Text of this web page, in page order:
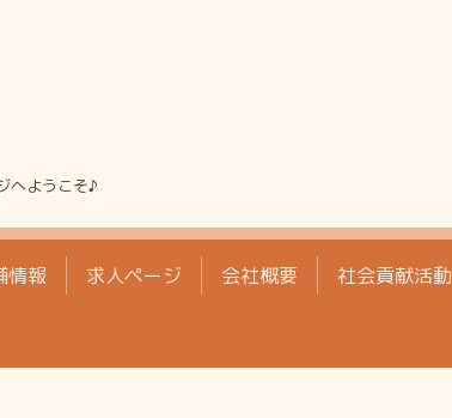
へようこそ♪
情報 求人ページ 会社概要 社会貢献活動